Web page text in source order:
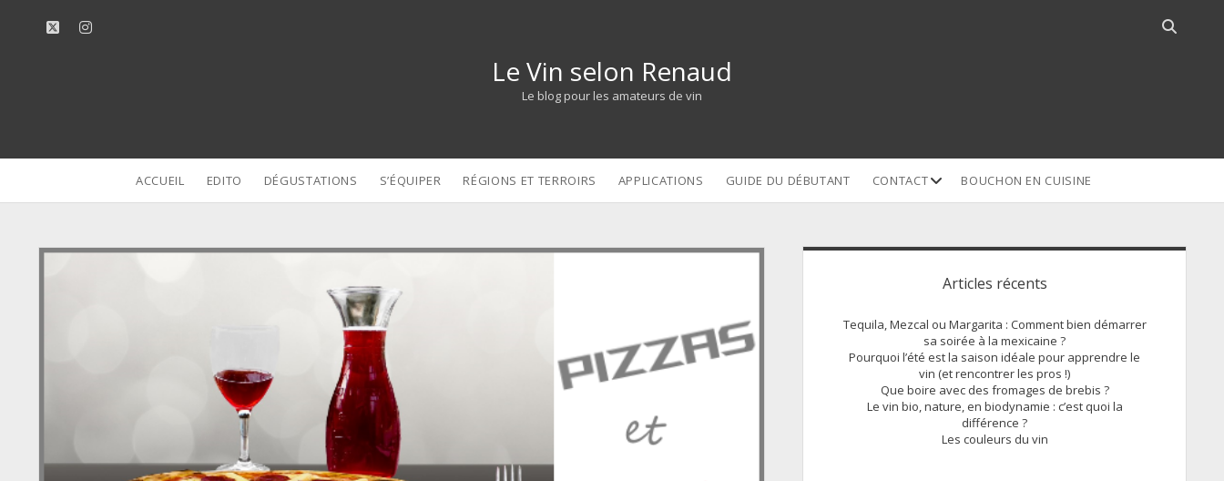
twitterinstagram
Open
Le Vin selon Renaud
Le blog pour les amateurs de vin
ACCUEIL EDITO DÉGUSTATIONS S’ÉQUIPER RÉGIONS ET TERROIRS APPLICATIONS GUIDE DU DÉBUTANT CONTACTopenBOUCHON EN CUISINE
Sidebar
Articles récents
Tequila, Mezcal ou Margarita : Comment bien démarrer
sa soirée à la mexicaine ?
Pourquoi l’été est la saison idéale pour apprendre le
vin (et rencontrer les pros !)
Que boire avec des fromages de brebis ?
Le vin bio, nature, en biodynamie : c’est quoi la
différence ?
Les couleurs du vin